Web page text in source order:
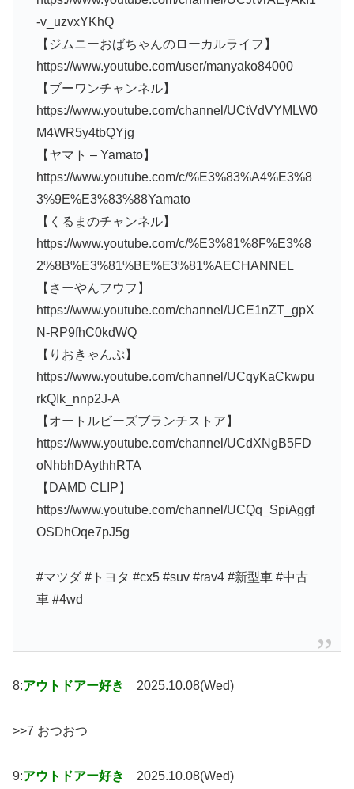
-v_uzvxYKhQ
【ジムニーおばちゃんのローカルライフ】
https://www.youtube.com/user/manyako84000
【ブーワンチャンネル】
https://www.youtube.com/channel/UCtVdVYMLW0
M4WR5y4tbQYjg
【ヤマト – Yamato】
https://www.youtube.com/c/%E3%83%A4%E3%8
3%9E%E3%83%88Yamato
【くるまのチャンネル】
https://www.youtube.com/c/%E3%81%8F%E3%8
2%8B%E3%81%BE%E3%81%AECHANNEL
【さーやんフウフ】
https://www.youtube.com/channel/UCE1nZT_gpX
N-RP9fhC0kdWQ
【りおきゃんぷ】
https://www.youtube.com/channel/UCqyKaCkwpu
rkQIk_nnp2J-A
【オートルビーズブランチストア】
https://www.youtube.com/channel/UCdXNgB5FD
oNhbhDAythhRTA
【DAMD CLIP】
https://www.youtube.com/channel/UCQq_SpiAggf
OSDhOqe7pJ5g
#マツダ #トヨタ #cx5 #suv #rav4 #新型車 #中古
車 #4wd
8:アウトドアー好き 2025.10.08(Wed)
>>7 おつおつ
9:アウトドアー好き 2025.10.08(Wed)